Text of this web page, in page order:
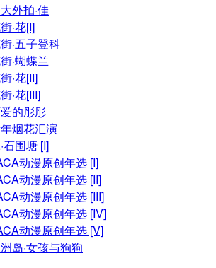
外拍·佳
·花[I]
·五子登科
·蝴蝶兰
·花[II]
·花[III]
的彤彤
烟花汇演
石围塘 [I]
动漫原创年选 [I]
动漫原创年选 [II]
动漫原创年选 [III]
动漫原创年选 [IV]
动漫原创年选 [V]
岛·女孩与狗狗